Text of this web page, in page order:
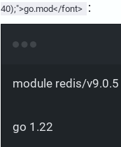
40);">go.mod</font> ：
module redis/v9.0.5
go 1.22